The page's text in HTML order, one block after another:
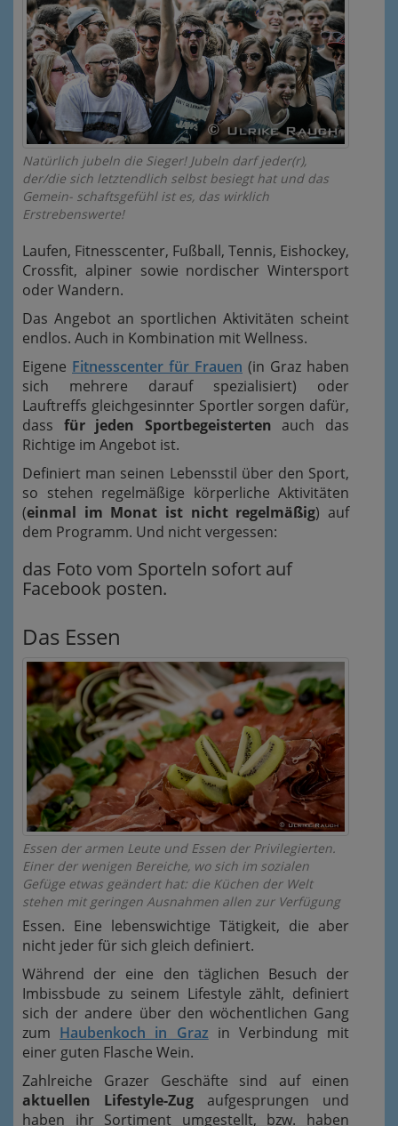
Natürlich jubeln die Sieger! Jubeln darf jeder(r),
der/die sich letztendlich selbst besiegt hat und das
Gemein- schaftsgefühl ist es, das wirklich
Erstrebenswerte!
Laufen, Fitnesscenter, Fußball, Tennis, Eishockey,
Crossfit, alpiner sowie nordischer Wintersport
oder Wandern.
Das Angebot an sportlichen Aktivitäten scheint
endlos. Auch in Kombination mit Wellness.
Eigene Fitnesscenter für Frauen (in Graz haben
sich mehrere darauf spezialisiert) oder
Lauftreffs gleichgesinnter Sportler sorgen dafür,
dass für jeden Sportbegeisterten auch das
Richtige im Angebot ist.
Definiert man seinen Lebensstil über den Sport,
so stehen regelmäßige körperliche Aktivitäten
(einmal im Monat ist nicht regelmäßig) auf
dem Programm. Und nicht vergessen:
das Foto vom Sporteln sofort auf
Facebook posten.
Das Essen
Essen der armen Leute und Essen der Privilegierten.
Einer der wenigen Bereiche, wo sich im sozialen
Gefüge etwas geändert hat: die Küchen der Welt
stehen mit geringen Ausnahmen allen zur Verfügung
Essen. Eine lebenswichtige Tätigkeit, die aber
nicht jeder für sich gleich definiert.
Während der eine den täglichen Besuch der
Imbissbude zu seinem Lifestyle zählt, definiert
sich der andere über den wöchentlichen Gang
zum Haubenkoch in Graz in Verbindung mit
einer guten Flasche Wein.
Zahlreiche Grazer Geschäfte sind auf einen
aktuellen Lifestyle-Zug aufgesprungen und
haben ihr Sortiment umgestellt, bzw. haben